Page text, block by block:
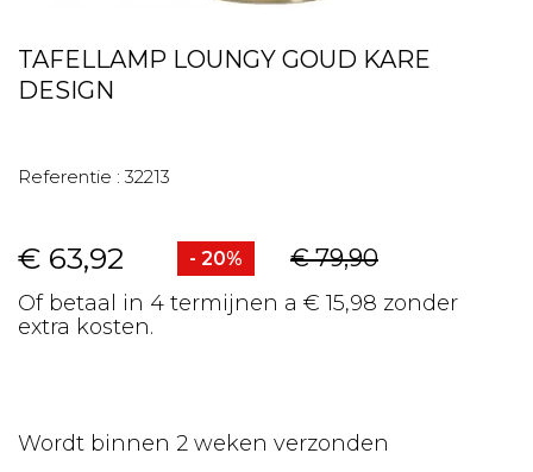
TAFELLAMP LOUNGY GOUD KARE
DESIGN
Referentie : 32213
€ 63,92 - 20% € 79,90
Of betaal in 4 termijnen a € 15,98 zonder
extra kosten.
Wordt binnen 2 weken verzonden